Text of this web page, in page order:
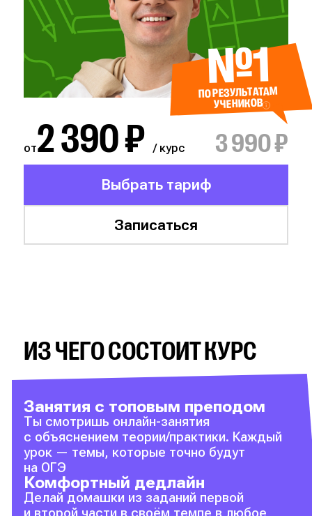
№1
ПО РЕЗУЛЬТАТАМ
УЧЕНИКОВ
Выбрать тариф
Записаться
от2 390 ₽ / курс 3 990 ₽
ИЗ ЧЕГО СОСТОИТ КУРС
Занятия с топовым преподом
Ты смотришь онлайн-занятия
с объяснением теории/практики. Каждый
урок — темы, которые точно будут
на ОГЭ
Комфортный дедлайн
Делай домашки из заданий первой